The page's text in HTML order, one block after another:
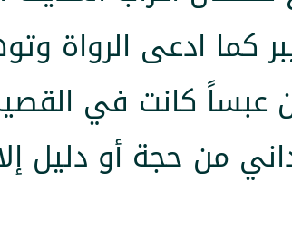
كما ادعى الرواة
كانت في
من حجة أو دليل